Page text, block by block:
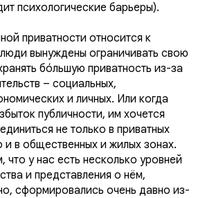
психологические барьеры).
приватности относится к
вынуждены ограничивать свою
бо́льшую приватность из-за
– социальных,
и личных. Или когда
публичности, им хочется
не только в приватных
и в общественных и жилых зонах.
что у нас есть несколько уровней
и представления о нём,
сформировались очень давно из-